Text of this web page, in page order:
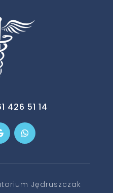
426 51 14
Jędruszczak